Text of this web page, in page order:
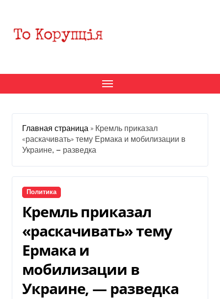
содержанию
Главная страница » Кремль приказал
«раскачивать» тему Ермака и мобилизации в
Украине, — разведка
Политика
Кремль приказал
«раскачивать» тему
Ермака и
мобилизации в
Украине, — разведка